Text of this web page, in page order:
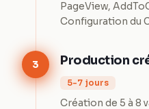
PageView,
Configuration du
3 Production
5-7 jours
Création de 5 à 8